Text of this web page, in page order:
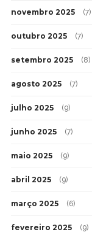
novembro 2025 (7)
outubro 2025 (7)
setembro 2025 (8)
agosto 2025 (7)
julho 2025 (9)
junho 2025 (7)
maio 2025 (9)
abril 2025 (9)
março 2025 (6)
fevereiro 2025 (9)